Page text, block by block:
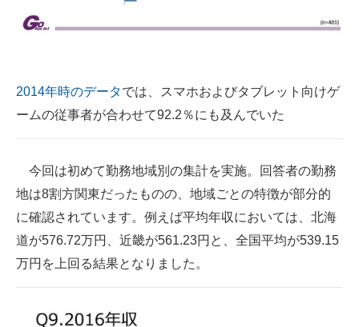
2014年時のデータでは、スマホおよびタブレット向けゲ
ームの従事者が合わせて92.2％にも及んでいた
今回は初めて勤務地域別の集計を実施。回答者の勤務
地は8割方関東だったものの、地域ごとの特徴が部分的
に確認されています。例えば平均年収においては、北海
道が576.72万円、近畿が561.23円と、全国平均が539.15
万円を上回る結果となりました。